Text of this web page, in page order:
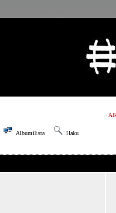
»
Albumilista Haku